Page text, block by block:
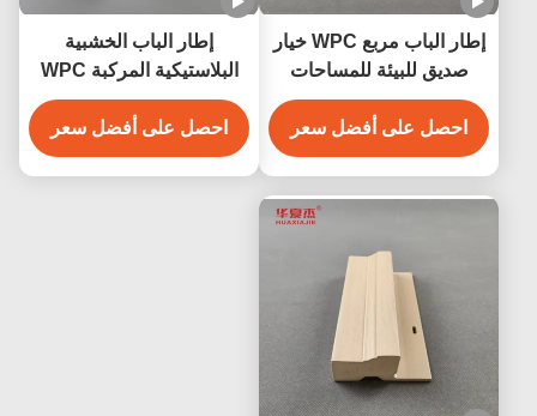
إطار الباب مربع WPC خيار
صديق للبيئة للمساحات
الداخلية والخارجية 4.22kg /
m
احصل على أفضل سعر
إطار الباب الخشبية
البلاستيكية المركبة WPC
في شكل مربع لاستبدال
الباب
احصل على أفضل سعر